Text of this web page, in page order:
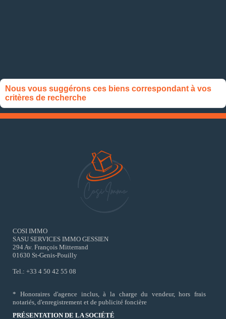
Nous vous suggérons ces biens correspondant à vos
critères de recherche
COSI IMMO
SASU SERVICES IMMO GESSIEN
294 Av. François Mitterrand
01630 St-Genis-Pouilly
Tel.: +33 4 50 42 55 08
* Honoraires d'agence inclus, à la charge du vendeur, hors frais
notariés, d'enregistrement et de publicité foncière
PRÉSENTATION DE LA SOCIÉTÉ